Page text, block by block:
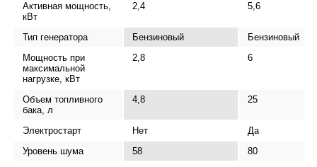
Активная мощность,
кВт
2,4 5,6
Тип генератора Бензиновый
Бензиновый
Мощность при
максимальной
нагрузке, кВт
2,8 6
Объем топливного
бака, л
4,8 25
Электростарт Нет
Да
Уровень шума
58
80